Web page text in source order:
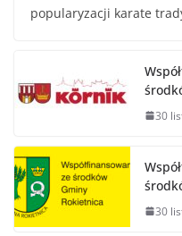
popularyzacji karate
30
30